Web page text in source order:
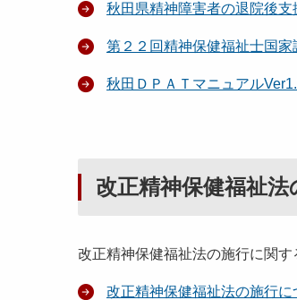
秋田県精神障害者の退院後支
第２２回精神保健福祉士国家
秋田ＤＰＡＴマニュアル
改正精神保健福祉
改正精神保健福祉法の施行に関す
改正精神保健福祉法の施行に